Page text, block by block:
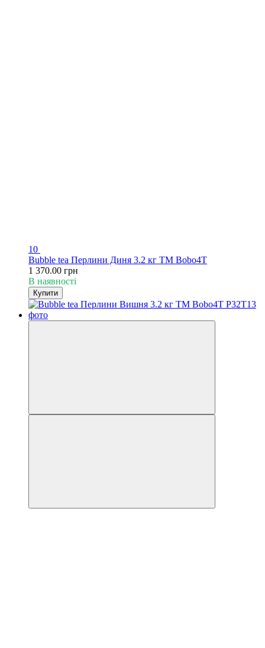
10
Bubble tea Перлини Диня 3.2 кг TM Bobo4T
1 370.00 грн
В наявності
Купити